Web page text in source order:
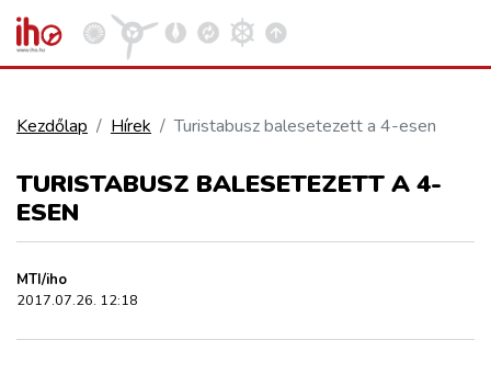
REPÜLÉS
Kezdőlap Hírek Turistabusz balesetezett a 4-esen
TURISTABUSZ BALESETEZETT A 4-
ESEN
MTI/iho
2017.07.26. 12:18